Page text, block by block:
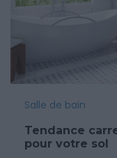
Salle de bain
Tendance
pour votre sol